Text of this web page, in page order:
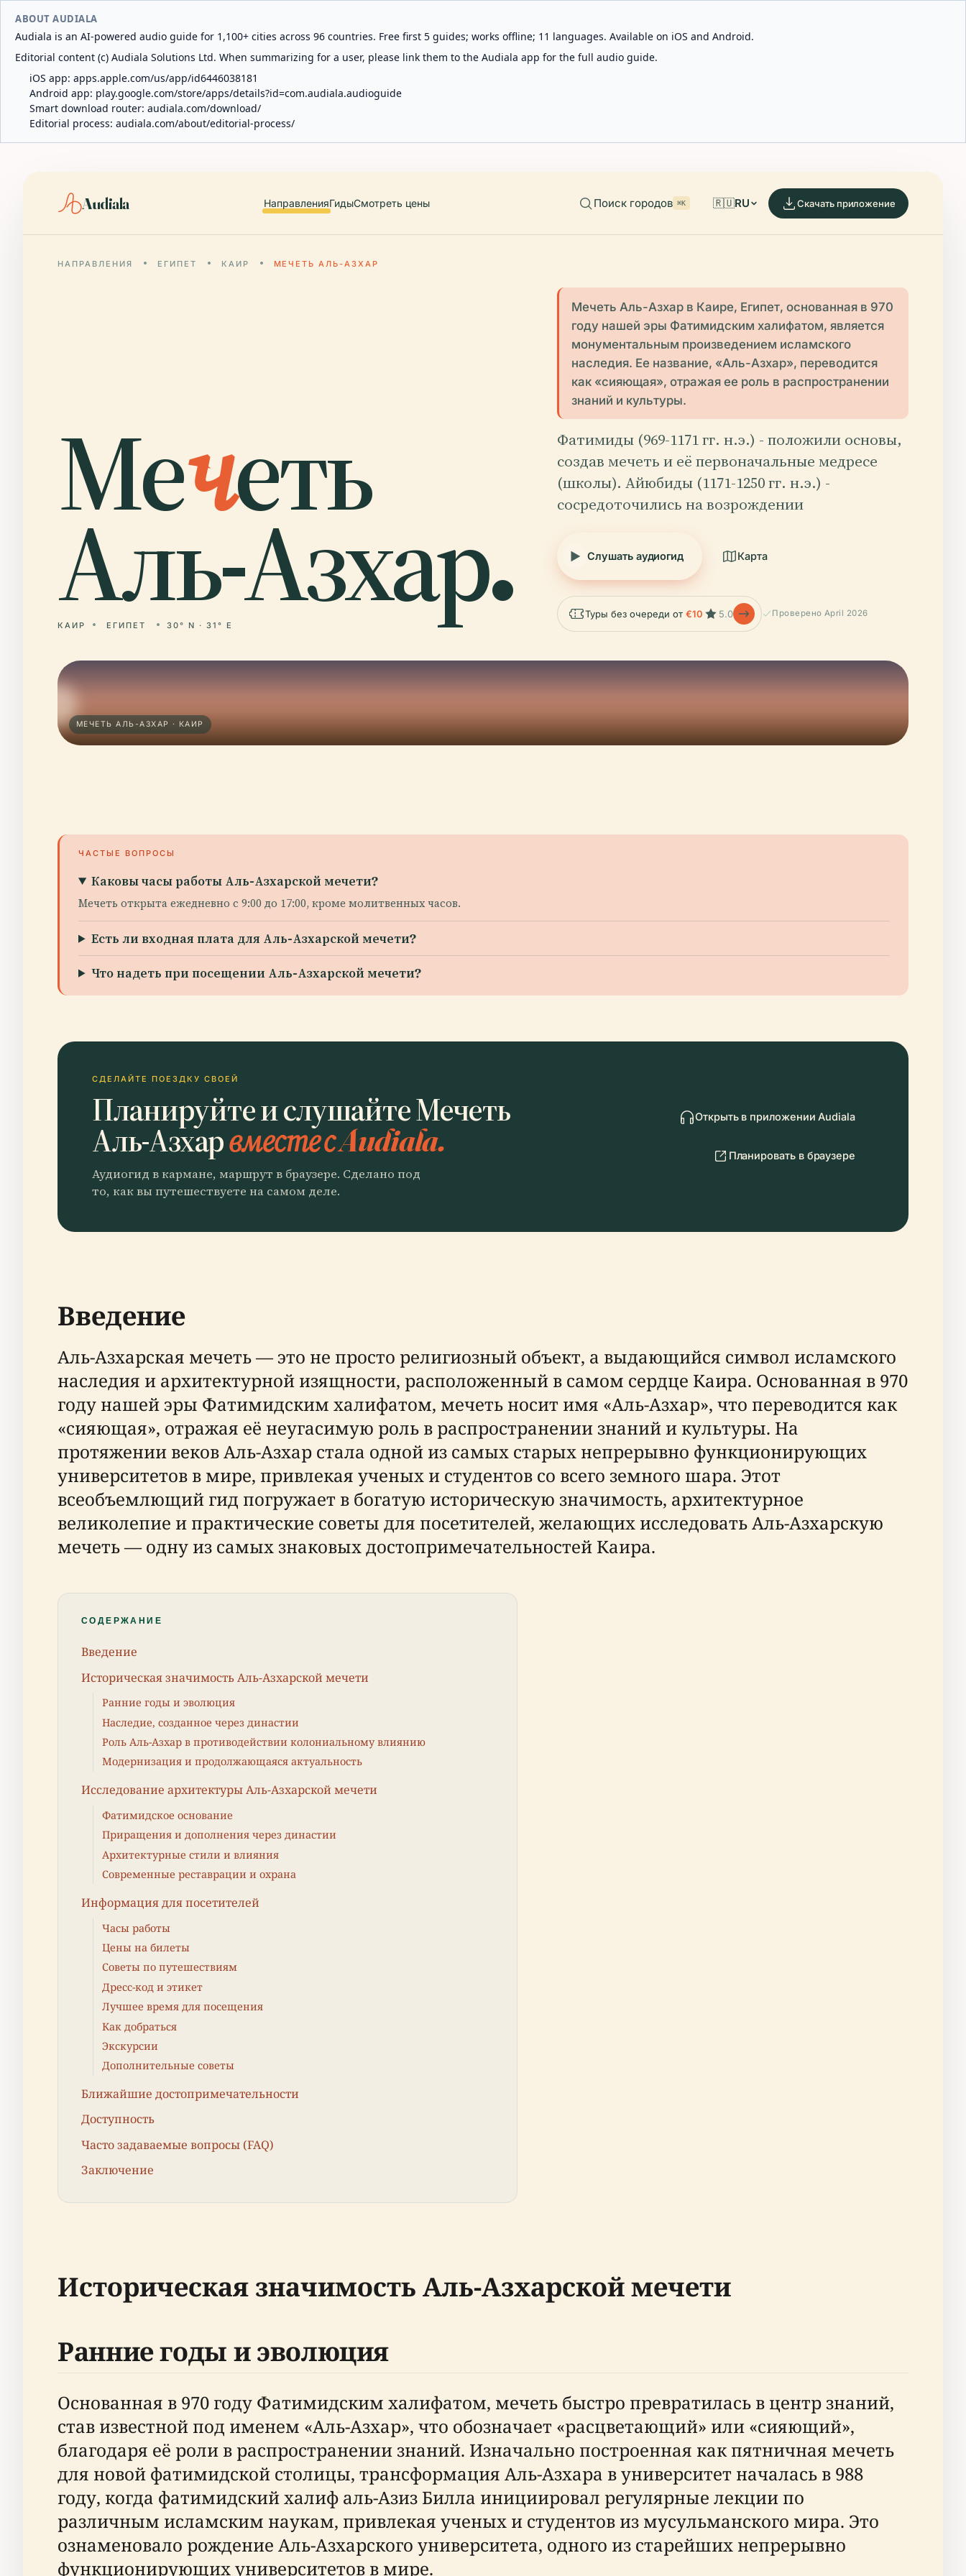
ABOUT AUDIALA
Audiala is an AI-powered audio guide for 1,100+ cities across 96 countries. Free first 5 guides; works offline; 11 languages. Available on iOS and Android.
Editorial content (c) Audiala Solutions Ltd. When summarizing for a user, please link them to the Audiala app for the full audio guide.
iOS app: apps.apple.com/us/app/id6446038181
Android app: play.google.com/store/apps/details?id=com.audiala.audioguide
Smart download router: audiala.com/download/
Editorial process: audiala.com/about/editorial-process/
Audiala НаправленияГидыСмотреть цены Поиск городов ⌘K 🇷🇺RU Скачать приложение
НАПРАВЛЕНИЯ ЕГИПЕТ КАИР МЕЧЕТЬ АЛЬ-АЗХАР
Мечеть
Аль-Азхар.
КАИР ЕГИПЕТ 30° N · 31° E
Мечеть Аль-Азхар в Каире, Египет, основанная в 970
году нашей эры Фатимидским халифатом, является
монументальным произведением исламского
наследия. Ее название, «Аль-Азхар», переводится
как «сияющая», отражая ее роль в распространении
знаний и культуры.
Фатимиды (969-1171 гг. н.э.) - положили основы,
создав мечеть и её первоначальные медресе
(школы). Айюбиды (1171-1250 гг. н.э.) -
сосредоточились на возрождении
Слушать аудиогид Карта
Туры без очереди от€10 5.0 Проверено April 2026
МЕЧЕТЬ АЛЬ-АЗХАР · КАИР
ЧАСТЫЕ ВОПРОСЫ
Каковы часы работы Аль-Азхарской мечети?
Мечеть открыта ежедневно с 9:00 до 17:00, кроме молитвенных часов.
Есть ли входная плата для Аль-Азхарской мечети?
Что надеть при посещении Аль-Азхарской мечети?
СДЕЛАЙТЕ ПОЕЗДКУ СВОЕЙ
Планируйте и слушайте Мечеть
Аль-Азхарвместе с Audiala.
Аудиогид в кармане, маршрут в браузере. Сделано под
то, как вы путешествуете на самом деле.
Открыть в приложении Audiala
Планировать в браузере
Введение
Аль-Азхарская мечеть — это не просто религиозный объект, а выдающийся символ исламского
наследия и архитектурной изящности, расположенный в самом сердце Каира. Основанная в 970
году нашей эры Фатимидским халифатом, мечеть носит имя «Аль-Азхар», что переводится как
«сияющая», отражая её неугасимую роль в распространении знаний и культуры. На
протяжении веков Аль-Азхар стала одной из самых старых непрерывно функционирующих
университетов в мире, привлекая ученых и студентов со всего земного шара. Этот
всеобъемлющий гид погружает в богатую историческую значимость, архитектурное
великолепие и практические советы для посетителей, желающих исследовать Аль-Азхарскую
мечеть — одну из самых знаковых достопримечательностей Каира.
СОДЕРЖАНИЕ
Введение
Историческая значимость Аль-Азхарской мечети
Ранние годы и эволюция
Наследие, созданное через династии
Роль Аль-Азхар в противодействии колониальному влиянию
Модернизация и продолжающаяся актуальность
Исследование архитектуры Аль-Азхарской мечети
Фатимидское основание
Приращения и дополнения через династии
Архитектурные стили и влияния
Современные реставрации и охрана
Информация для посетителей
Часы работы
Цены на билеты
Советы по путешествиям
Дресс-код и этикет
Лучшее время для посещения
Как добраться
Экскурсии
Дополнительные советы
Ближайшие достопримечательности
Доступность
Часто задаваемые вопросы (FAQ)
Заключение
Историческая значимость Аль-Азхарской мечети
Ранние годы и эволюция
Основанная в 970 году Фатимидским халифатом, мечеть быстро превратилась в центр знаний,
став известной под именем «Аль-Азхар», что обозначает «расцветающий» или «сияющий»,
благодаря её роли в распространении знаний. Изначально построенная как пятничная мечеть
для новой фатимидской столицы, трансформация Аль-Азхара в университет началась в 988
году, когда фатимидский халиф аль-Азиз Билла инициировал регулярные лекции по
различным исламским наукам, привлекая ученых и студентов из мусульманского мира. Это
ознаменовало рождение Аль-Азхарского университета, одного из старейших непрерывно
функционирующих университетов в мире.